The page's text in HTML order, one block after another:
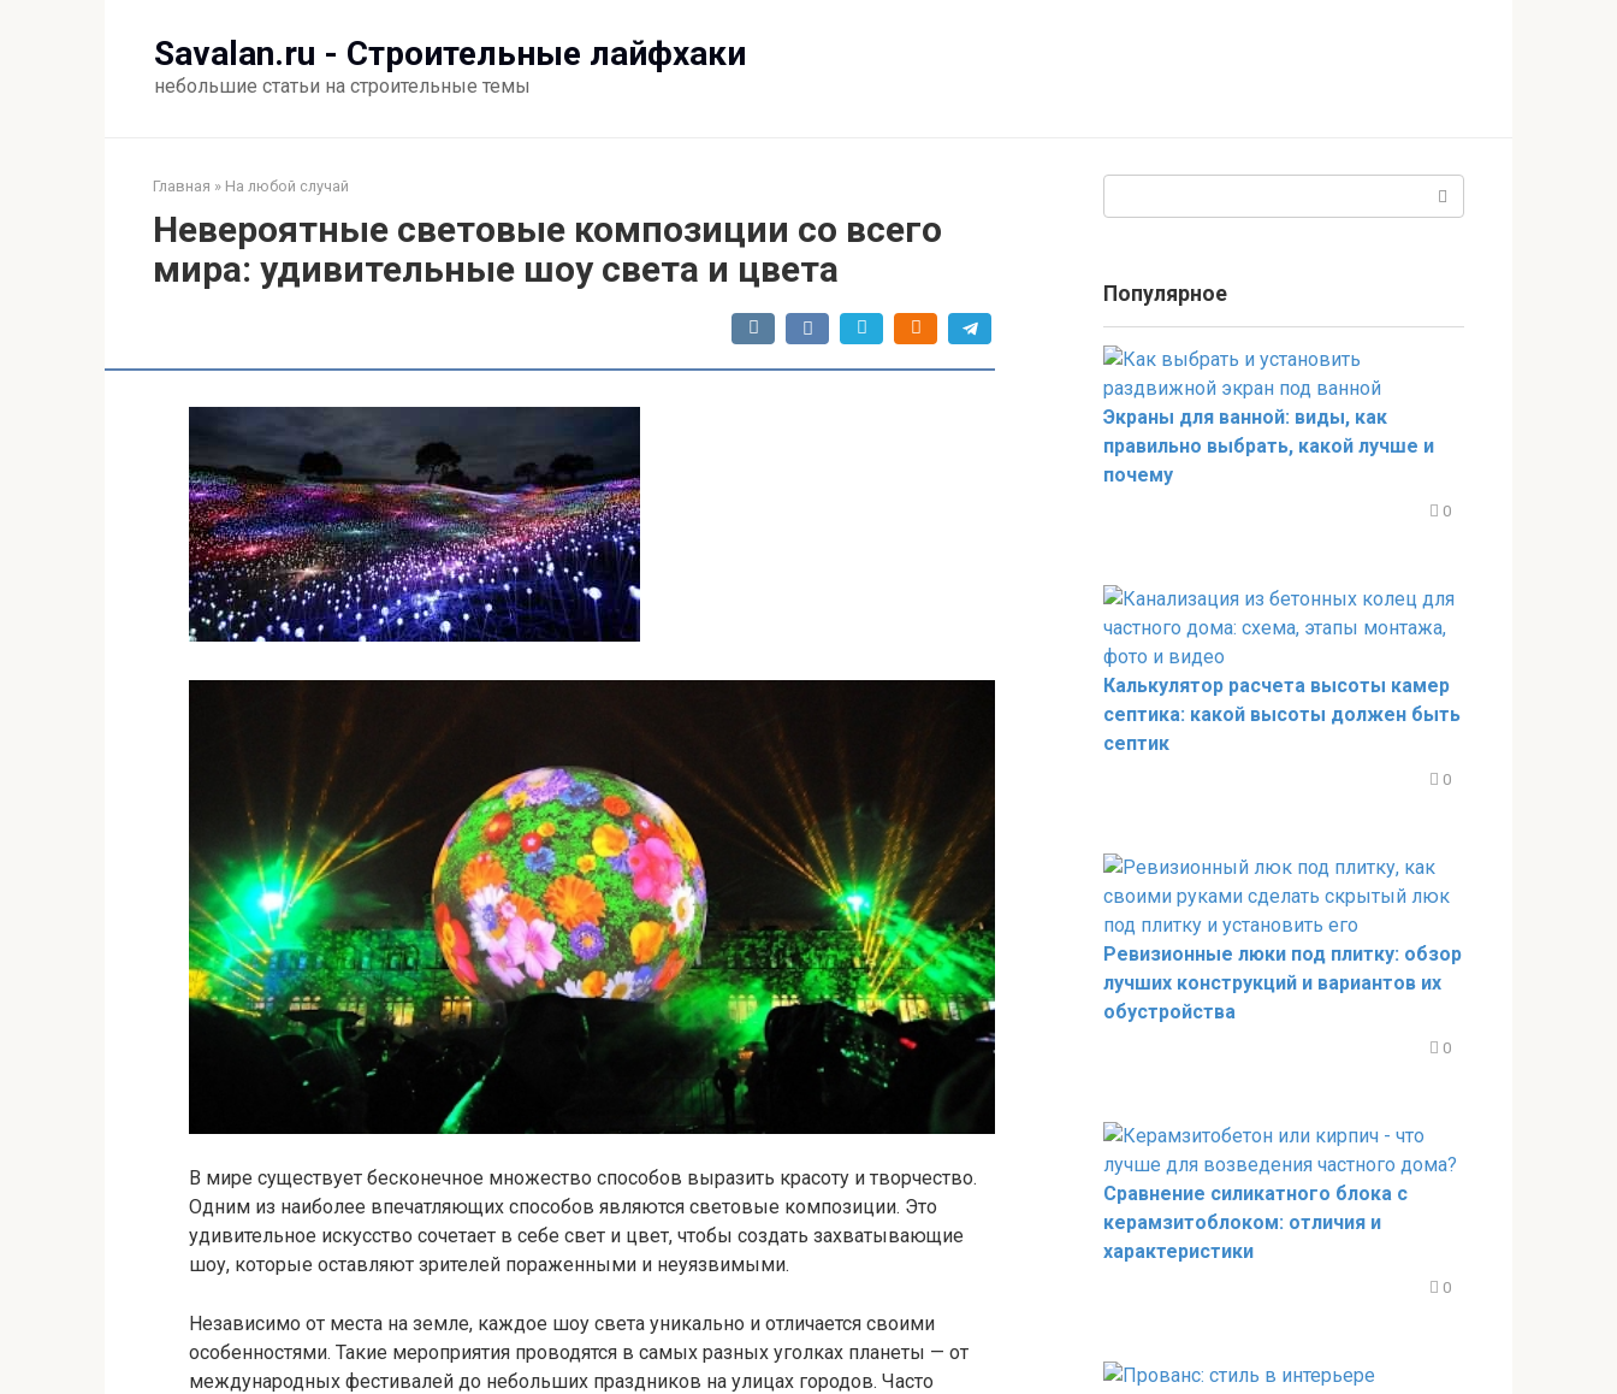
Savalan.ru - Строительные лайфхаки
небольшие статьи на строительные темы
Главная » На любой случай
Невероятные световые композиции со всего
мира: удивительные шоу света и цвета
В мире существует бесконечное множество способов выразить красоту и творчество.
Одним из наиболее впечатляющих способов являются световые композиции. Это
удивительное искусство сочетает в себе свет и цвет, чтобы создать захватывающие
шоу, которые оставляют зрителей пораженными и неуязвимыми.
Независимо от места на земле, каждое шоу света уникально и отличается своими
особенностями. Такие мероприятия проводятся в самых разных уголках планеты — от
международных фестивалей до небольших праздников на улицах городов. Часто
Популярное
Экраны для ванной: виды, как
правильно выбрать, какой лучше и
почему
0
Калькулятор расчета высоты камер
септика: какой высоты должен быть
септик
0
Ревизионные люки под плитку: обзор
лучших конструкций и вариантов их
обустройства
0
Сравнение силикатного блока с
керамзитоблоком: отличия и
характеристики
0